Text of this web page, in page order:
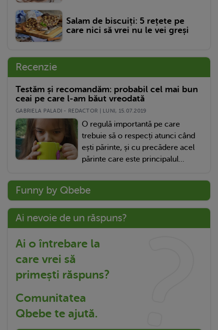
Salam de biscuiți: 5 rețete pe
care nici să vrei nu le vei greși
Recenzie
Testăm și recomandăm: probabil cel mai bun
ceai pe care l-am băut vreodată
GABRIELA PALADI - REDACTOR | LUNI, 15.07.2019
O regulă importantă pe care
trebuie să o respecți atunci când
ești părinte, și cu precădere acel
părinte care este principalul...
Funny by Qbebe
Ai nevoie de un răspuns?
Ai o întrebare la
care vrei să
primești răspuns?
Comunitatea
Qbebe te ajută.